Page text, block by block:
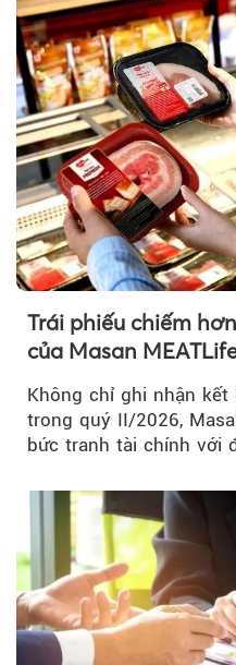
Trái phiếu chiếm
của Masan
Không chỉ ghi nhận
trong quý II/2026,
bức tranh tài chính với